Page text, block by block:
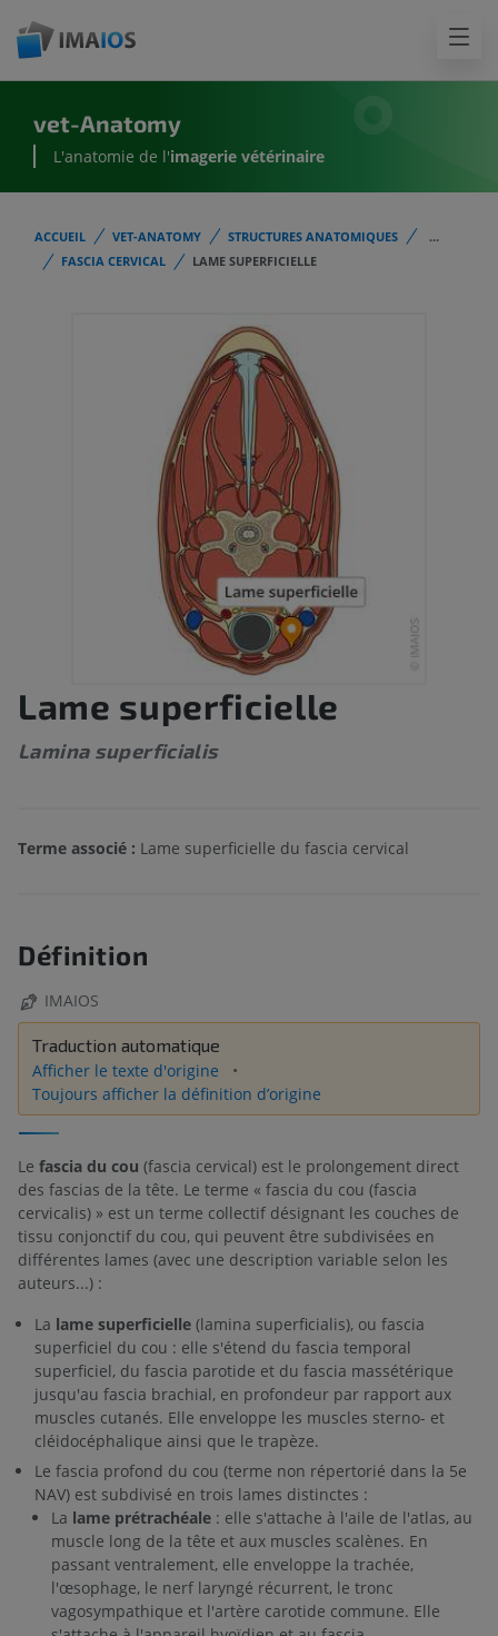
vet-Anatomy
L'anatomie de l'imagerie vétérinaire
ACCUEIL VET-ANATOMY STRUCTURES ANATOMIQUES
...
FASCIA CERVICAL
LAME SUPERFICIELLE
Lame superficielle
Lamina superficialis
Terme associé : Lame superficielle du fascia cervical
Définition
IMAIOS
Traduction automatique
Afficher le texte d'origine
Toujours afficher la définition d’origine
Le fascia du cou (fascia cervical) est le prolongement direct
des fascias de la tête. Le terme « fascia du cou (fascia
cervicalis) » est un terme collectif désignant les couches de
tissu conjonctif du cou, qui peuvent être subdivisées en
différentes lames (avec une description variable selon les
auteurs...) :
La lame superficielle (lamina superficialis), ou fascia
superficiel du cou : elle s'étend du fascia temporal
superficiel, du fascia parotide et du fascia massétérique
jusqu'au fascia brachial, en profondeur par rapport aux
muscles cutanés. Elle enveloppe les muscles sterno- et
cléidocéphalique ainsi que le trapèze.
Le fascia profond du cou (terme non répertorié dans la 5e
NAV) est subdivisé en trois lames distinctes :
La lame prétrachéale : elle s'attache à l'aile de l'atlas, au
muscle long de la tête et aux muscles scalènes. En
passant ventralement, elle enveloppe la trachée,
l'œsophage, le nerf laryngé récurrent, le tronc
vagosympathique et l'artère carotide commune. Elle